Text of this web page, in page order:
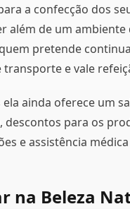
a confecção dos
além de um
pretende
e vale
ainda oferece um
para os
e assistência
na Beleza